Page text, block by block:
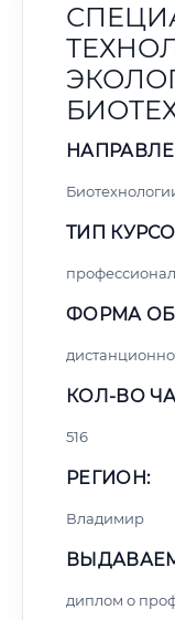
ТИП
ФОРМА
дистанционно
КОЛ-ВО
516
РЕГИОН:
Владимир
диплом о